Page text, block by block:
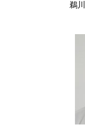
鵜